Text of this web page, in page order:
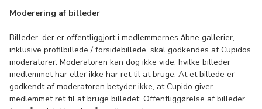
Moderering af billeder
Billeder, der er offentliggjort i medlemmernes åbne gallerier,
inklusive profilbillede / forsidebillede, skal godkendes af Cupidos
moderatorer. Moderatoren kan dog ikke vide, hvilke billeder
medlemmet har eller ikke har ret til at bruge. At et billede er
godkendt af moderatoren betyder ikke, at Cupido giver
medlemmet ret til at bruge billedet. Offentliggørelse af billeder